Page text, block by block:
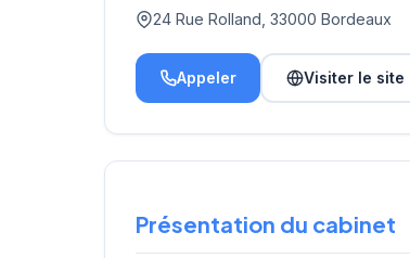
24 Rue Rolland, 33000 Bordeaux
Appeler Visiter le site
Présentation du cabinet